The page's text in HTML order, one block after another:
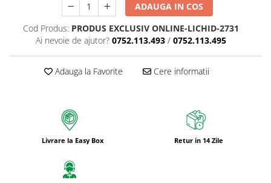
ADAUGA IN COS
Cod Produs: PRODUS EXCLUSIV ONLINE-LICHID-2731
Ai nevoie de ajutor? 0752.113.493 / 0752.113.495
Adauga la Favorite Cere informatii
Livrare la Easy Box Retur in 14 Zile